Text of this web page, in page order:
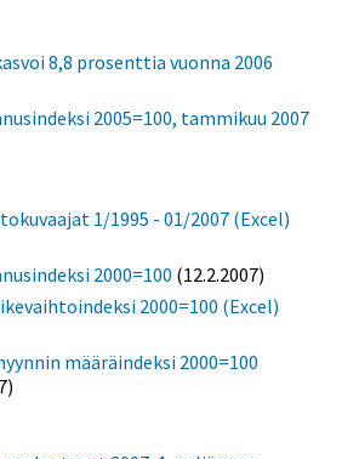
8,8 prosenttia vuonna 2006
2005=100, tammikuu 2007
1/1995 - 01/2007 (Excel)
2000=100 (12.2.2007)
2000=100 (Excel)
määräindeksi 2000=100